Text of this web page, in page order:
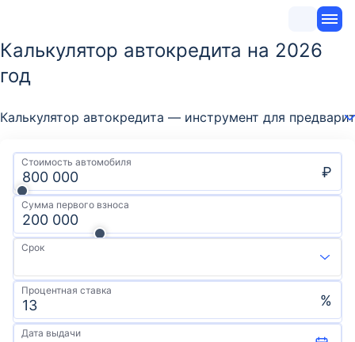
Калькулятор автокредита на 2026
год
Калькулятор автокредита — инструмент для
Стоимость автомобиля
₽
Сумма первого взноса
Срок
Процентная ставка
%
Дата выдачи